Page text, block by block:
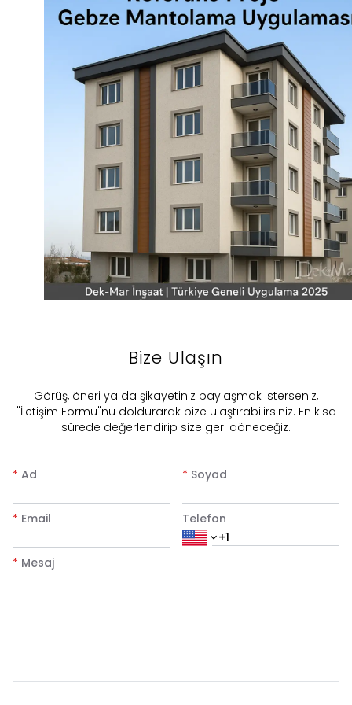
Bize Ulaşın
​Görüş, öneri ya da şikayetiniz paylaşmak isterseniz,
"İletişim Formu"nu doldurarak bize ulaştırabilirsiniz. En kısa
sürede değerlendirip size geri döneceğiz.
* Ad * Soyad
* Email Telefon
* Mesaj